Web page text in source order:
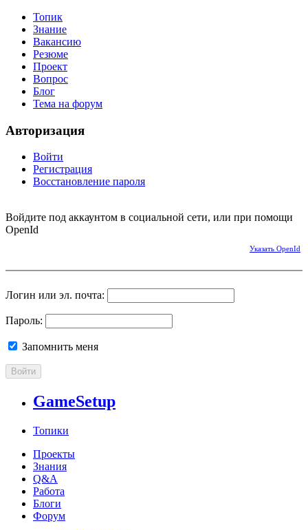
Топик
Знание
Вакансию
Резюме
Проект
Вопрос
Блог
Тема на форум
Авторизация
Войти
Регистрация
Восстановление пароля
Войдите под аккаунтом в социальной сети, или при помощи
OpenId
Указать OpenId
Логин или эл. почта:
Пароль:
Запомнить меня
Войти
GameSetup
Топики
Проекты
Знания
Q&A
Работа
Блоги
Форум